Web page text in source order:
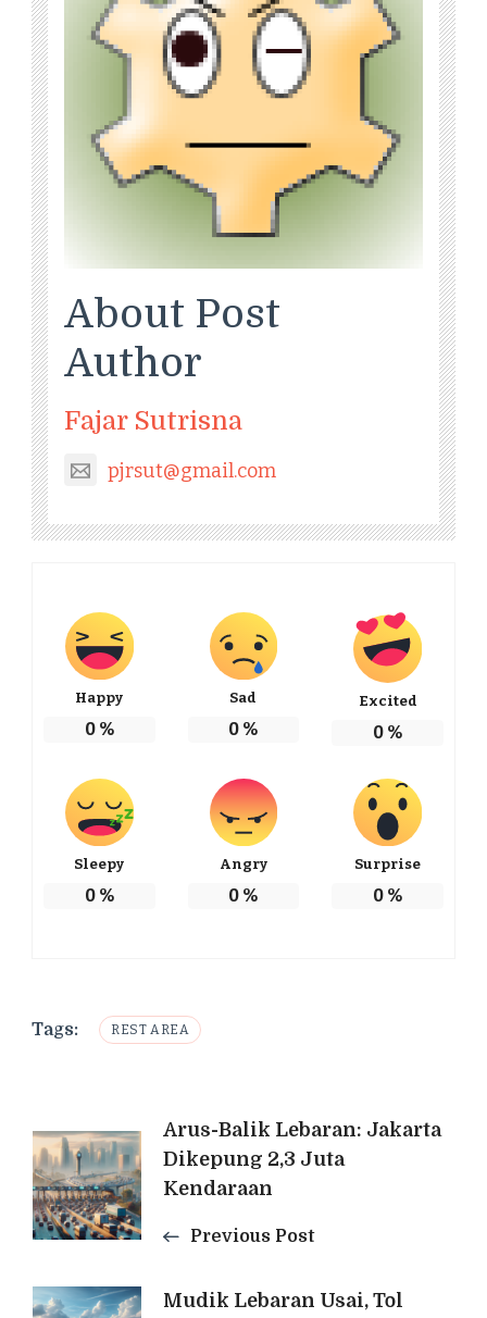
About Post
Author
Fajar Sutrisna
pjrsut@gmail.com
Happy
0%
Sad
0 %
Excited
0 %
Sleepy
0%
Angry
0 %
Surprise
0 %
Tags: REST AREA
Post
Navigation
Arus-Balik Lebaran: Jakarta
Dikepung 2,3 Juta
Kendaraan
Previous Post
Mudik Lebaran Usai, Tol